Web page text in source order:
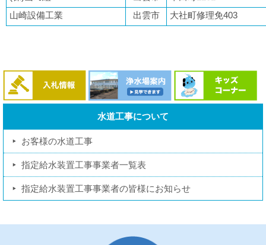
山崎設備工業
出雲市 大社町修理免403
水道工事について
お客様の水道工事
指定給水装置工事事業者一覧表
指定給水装置工事事業者の皆様にお知らせ